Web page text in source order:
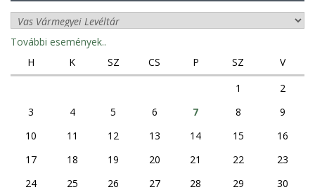
További események..
H
K SZ CS P SZ
V
1
2
3
4 5 6 7 8
9
10
11 12 13 14 15
16
17
18 19 20 21 22
23
24
25 26 27 28 29 30